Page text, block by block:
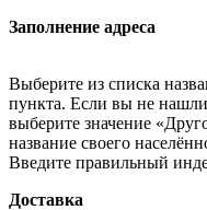
Заполнение адреса
Выберите из списка
пункта. Если вы не
выберите значение
название своего
Введите правильный
Доставка